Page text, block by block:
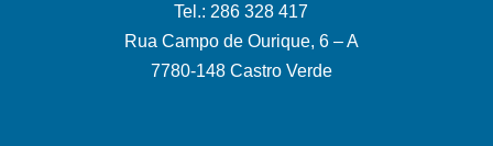
Tel.: 286 328 417
Rua Campo de Ourique, 6 – A
7780-148 Castro Verde